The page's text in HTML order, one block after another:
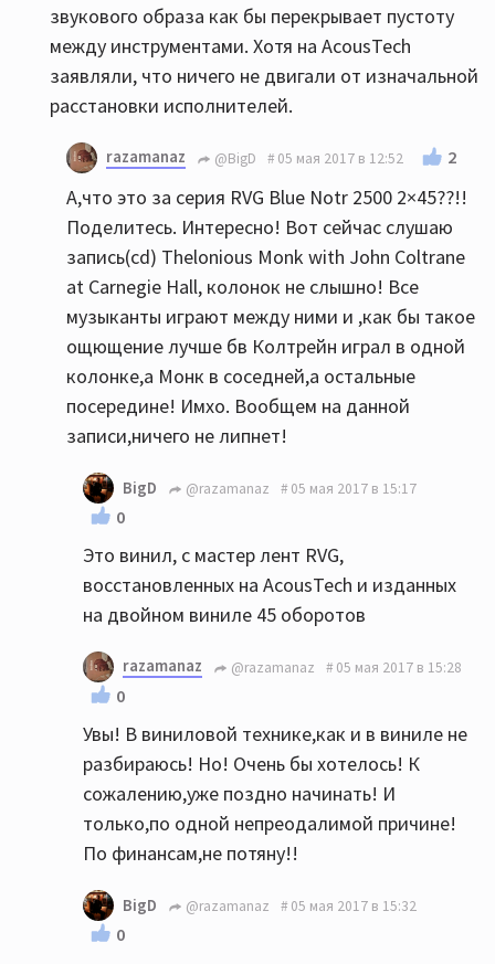
звукового образа как бы перекрывает пустоту
между инструментами. Хотя на AcousTech
заявляли, что ничего не двигали от изначальной
расстановки исполнителей.
razamanaz @BigD 05 мая 2017 в 12:52 2
А,что это за серия RVG Blue Notr 2500 2×45??!!
Поделитесь. Интересно! Вот сейчас слушаю
запись(cd) Thelonious Monk with John Coltrane
at Carnegie Hall, колонок не слышно! Все
музыканты играют между ними и ,как бы такое
ощющение лучше бв Колтрейн играл в одной
колонке,а Монк в соседней,а остальные
посередине! Имхо. Вообщем на данной
записи,ничего не липнет!
BigD @razamanaz 05 мая 2017 в 15:17
0
Это винил, с мастер лент RVG,
восстановленных на AcousTech и изданных
на двойном виниле 45 оборотов
razamanaz @razamanaz 05 мая 2017 в 15:28
0
Увы! В виниловой технике,как и в виниле не
разбираюсь! Но! Очень бы хотелось! К
сожалению,уже поздно начинать! И
только,по одной непреодалимой причине!
По финансам,не потяну!!
BigD @razamanaz 05 мая 2017 в 15:32
0